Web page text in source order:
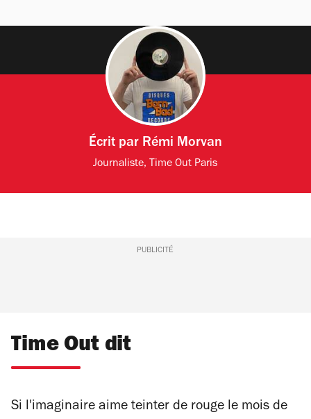
Écrit par Rémi Morvan
Journaliste, Time Out Paris
PUBLICITÉ
Time Out dit
Si l'imaginaire aime teinter de rouge le mois de